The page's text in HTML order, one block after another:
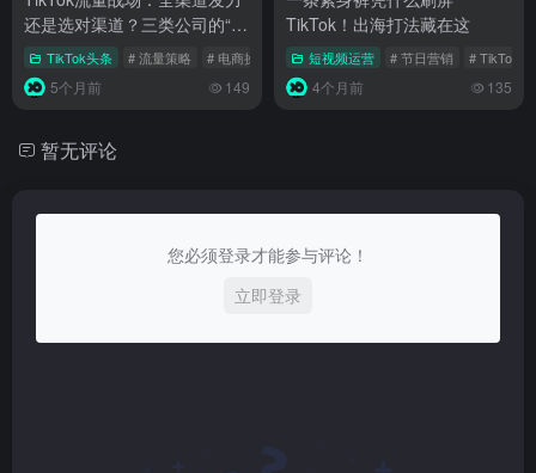
还是选对渠道？三类公司的“流
量组合拳”助你精准爆单
TikTok头条 # 流量策略 # 电商操盘 # 达人营销
5个月前 149
TikTok！出海打法藏在这
短视频运营 # 节日营销 # TikTok投
4个月前 135
暂无评论
您必须登录才能参与评论！
立即登录